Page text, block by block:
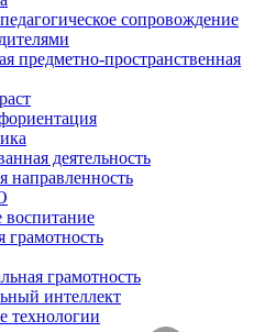
сопровождение
предметно-пространственная
деятельность
направленность
воспитание
грамотность
грамотность
интеллект
технологии